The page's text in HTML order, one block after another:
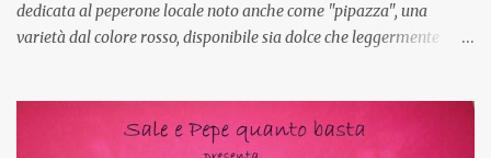
dedicata al peperone locale noto anche come "pipazza", una
varietà dal colore rosso, disponibile sia dolce che leggermente
(Pat) della Calabria. Un ingrediente versatile in cucina, utilizzato
fresco o essiccato in ricette della tradizione o in piatti innovativi.